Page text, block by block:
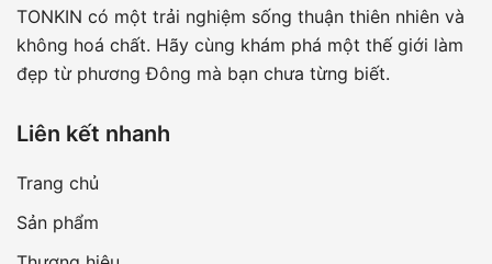
TONKIN có một trải nghiệm sống thuận thiên nhiên và
không hoá chất. Hãy cùng khám phá một thế giới làm
đẹp từ phương Đông mà bạn chưa từng biết.
Liên kết nhanh
Trang chủ
Sản phẩm